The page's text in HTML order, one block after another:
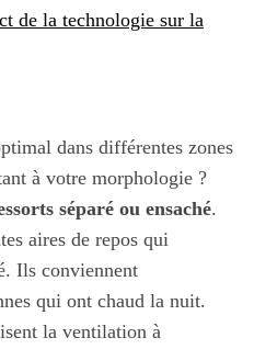
de la technologie sur la
dans différentes zones
à votre morphologie ?
séparé ou ensaché.
aires de repos qui
Ils conviennent
qui ont chaud la nuit.
la ventilation à